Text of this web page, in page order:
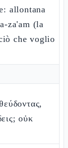
allontana
za'am (la
che voglio
οὐκ